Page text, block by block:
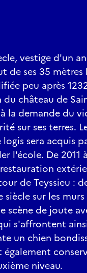
vestige d'un
ses 35 mètres
peu après
du château de
la demande du
sur ses terres.
sera acquis
l'école. De 2011
de Teyssieu :
sur les murs
scène de joute
s'affrontent
un chien
niveau.